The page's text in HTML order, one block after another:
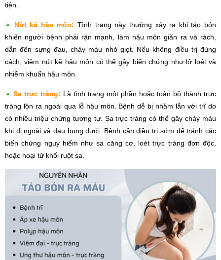
tiện.
➢ Nứt kẽ hậu môn: Tình trạng này thường xảy ra khi táo bón
khiến người bệnh phải rặn mạnh, làm hậu môn giãn ra và rách,
dẫn đến sưng đau, chảy máu nhỏ giọt. Nếu không điều trị đúng
cách, viêm nứt kẽ hậu môn có thể gây biến chứng như lở loét và
nhiễm khuẩn hậu môn.
➢ Sa trực tràng: Là tình trạng một phần hoặc toàn bộ thành trực
tràng lộn ra ngoài qua lỗ hậu môn. Bệnh dễ bị nhầm lẫn với trĩ do
có nhiều triệu chứng tương tự. Sa trực tràng có thể gây chảy máu
khi đi ngoài và đau bụng dưới. Bệnh cần điều trị sớm để tránh các
biến chứng nguy hiểm như sa căng cơ, loét trực tràng đơn độc,
hoặc hoại tử khối ruột sa